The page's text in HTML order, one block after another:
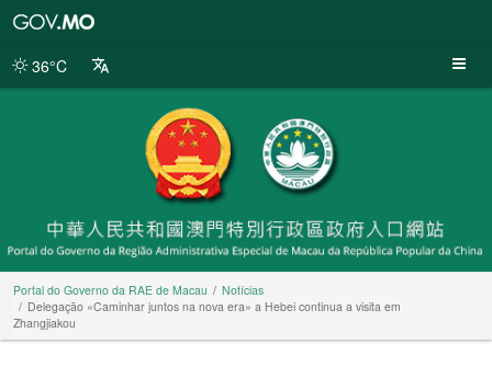
da
36°C
Portal do Governo da RAE de Macau
Notícias
Delegação «Caminhar juntos na nova era» a Hebei continua a visita em
Zhangjiakou